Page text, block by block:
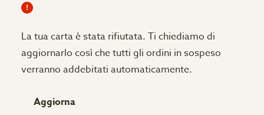
La tua carta è stata rifiutata. Ti chiediamo di
aggiornarlo così che tutti gli ordini in sospeso
verranno addebitati automaticamente.
Aggiorna